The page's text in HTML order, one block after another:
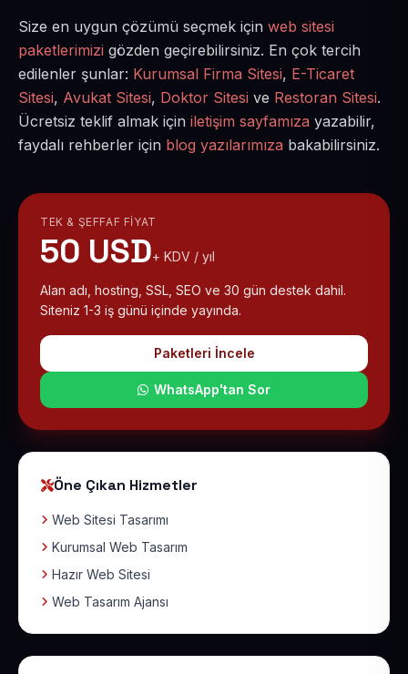
Size en uygun çözümü seçmek için web sitesi
paketlerimizi gözden geçirebilirsiniz. En çok tercih
edilenler şunlar: Kurumsal Firma Sitesi, E-Ticaret
Sitesi, Avukat Sitesi, Doktor Sitesi ve Restoran Sitesi.
Ücretsiz teklif almak için iletişim sayfamıza yazabilir,
faydalı rehberler için blog yazılarımıza bakabilirsiniz.
TEK & ŞEFFAF FIYAT
50 USD+ KDV / yıl
Alan adı, hosting, SSL, SEO ve 30 gün destek dahil.
Siteniz 1-3 iş günü içinde yayında.
Paketleri İncele
WhatsApp'tan Sor
Öne Çıkan Hizmetler
Web Sitesi Tasarımı
Kurumsal Web Tasarım
Hazır Web Sitesi
Web Tasarım Ajansı